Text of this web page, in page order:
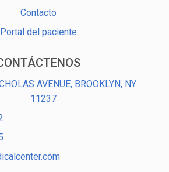
Contacto
Portal del paciente
AVENUE, BROOKLYN, NY
11237